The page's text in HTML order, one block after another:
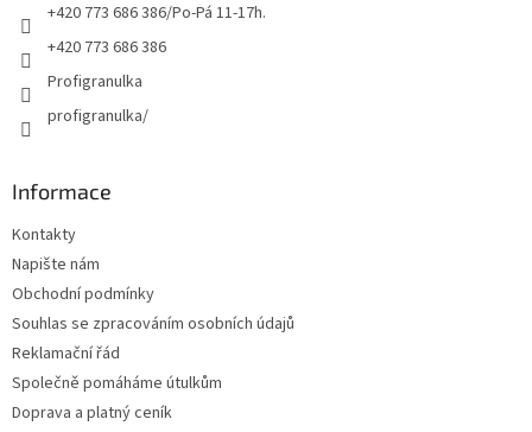
+420 773 686 386/Po-Pá 11-17h.
+420 773 686 386
Profigranulka
profigranulka/
Informace
Kontakty
Napište nám
Obchodní podmínky
Souhlas se zpracováním osobních údajů
Reklamační řád
Společně pomáháme útulkům
Doprava a platný ceník